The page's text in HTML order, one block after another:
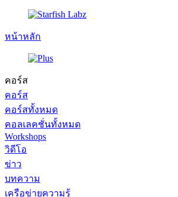
หน้าหลัก
คอร์ส
คอร์ส
คอร์สทั้งหมด
คอลเลคชั่นทั้งหมด
Workshops
วิดีโอ
ข่าว
บทความ
เครือข่ายความรู้